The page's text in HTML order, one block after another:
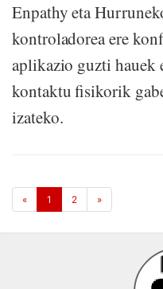
Enpathy eta
kontroladorea ere
aplikazio guzti hauek
kontaktu fisikorik
izateko.
« 1 2 »